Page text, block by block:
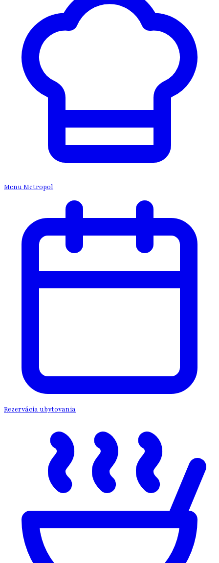
Menu Metropol
Rezervácia ubytovania